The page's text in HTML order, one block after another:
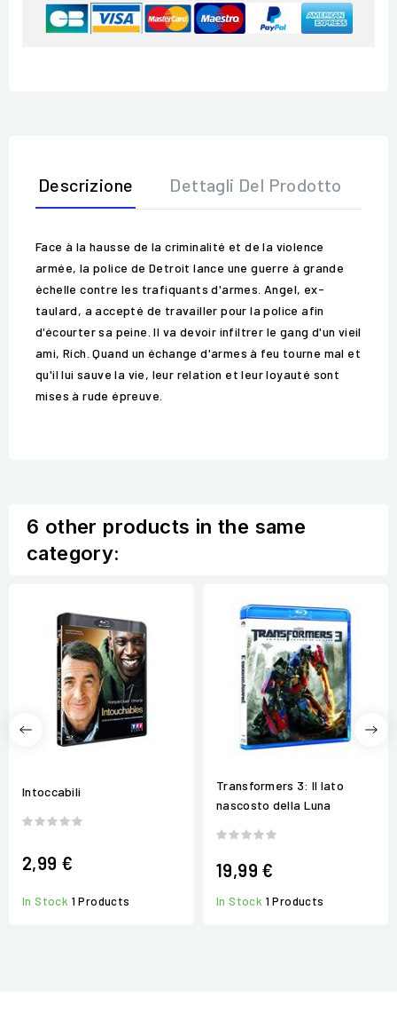
Descrizione Dettagli Del Prodotto
Face à la hausse de la criminalité et de la violence
armée, la police de Detroit lance une guerre à grande
échelle contre les trafiquants d'armes. Angel, ex-
taulard, a accepté de travailler pour la police afin
d'écourter sa peine. Il va devoir infiltrer le gang d'un vieil
ami, Rich. Quand un échange d'armes à feu tourne mal et
qu'il lui sauve la vie, leur relation et leur loyauté sont
mises à rude épreuve.
6 other products in the same
category:
Intoccabili
2,99 €
In Stock 1 Products
Transformers 3: Il lato
nascosto della Luna
19,99 €
In Stock 1 Products